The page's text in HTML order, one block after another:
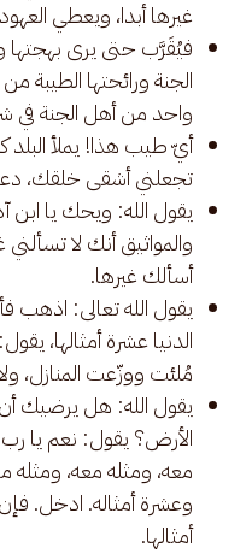
غيرها أبدا، ويعطي
فيُقَرَّب حتى يرى بهجتها
الجنة ورائحتها
واحد من أهل الجنة في
أيّ طيب هذا! يملأ البلد
تجعلني أشقى خلقك،
يقول الله: ويحك يا ابن
والمواثيق أنك لا
أسألك غيرها.
يقول الله تعالى: اذهب
الدنيا عشرة أمثالها،
مُلئت ووزّعت المنازل،
يقول الله: هل يرضيك
الأرض؟ يقول: نعم يا
معه، ومثله معه،
وعشرة أمثاله. ادخل.
أمثالها.